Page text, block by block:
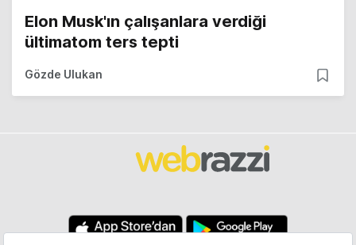
Elon Musk'ın çalışanlara verdiği
ültimatom ters tepti
Gözde Ulukan